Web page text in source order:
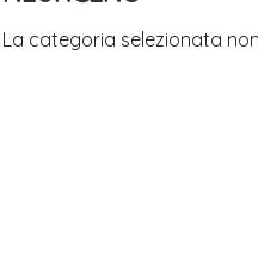
La categoria selezionata